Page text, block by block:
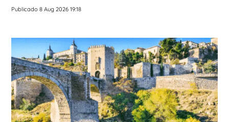
Publicado 8 Aug 2026 19:18